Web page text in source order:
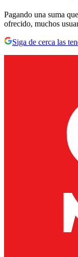
Pagando una suma
ofrecido, muchos
Siga de cerca las